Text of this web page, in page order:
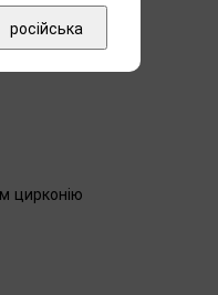
цирконію
російська